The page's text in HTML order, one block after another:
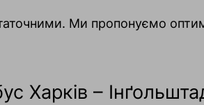
Ми пропонуємо
Харків –